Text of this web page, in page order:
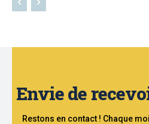
Envie de
Restons en contact ! Chaque